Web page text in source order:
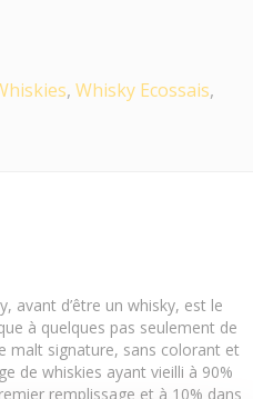
, Whisky Ecossais,
avant d’être un whisky, est le
à quelques pas seulement de
malt signature, sans colorant et
de whiskies ayant vieilli à 90%
remplissage et à 10% dans